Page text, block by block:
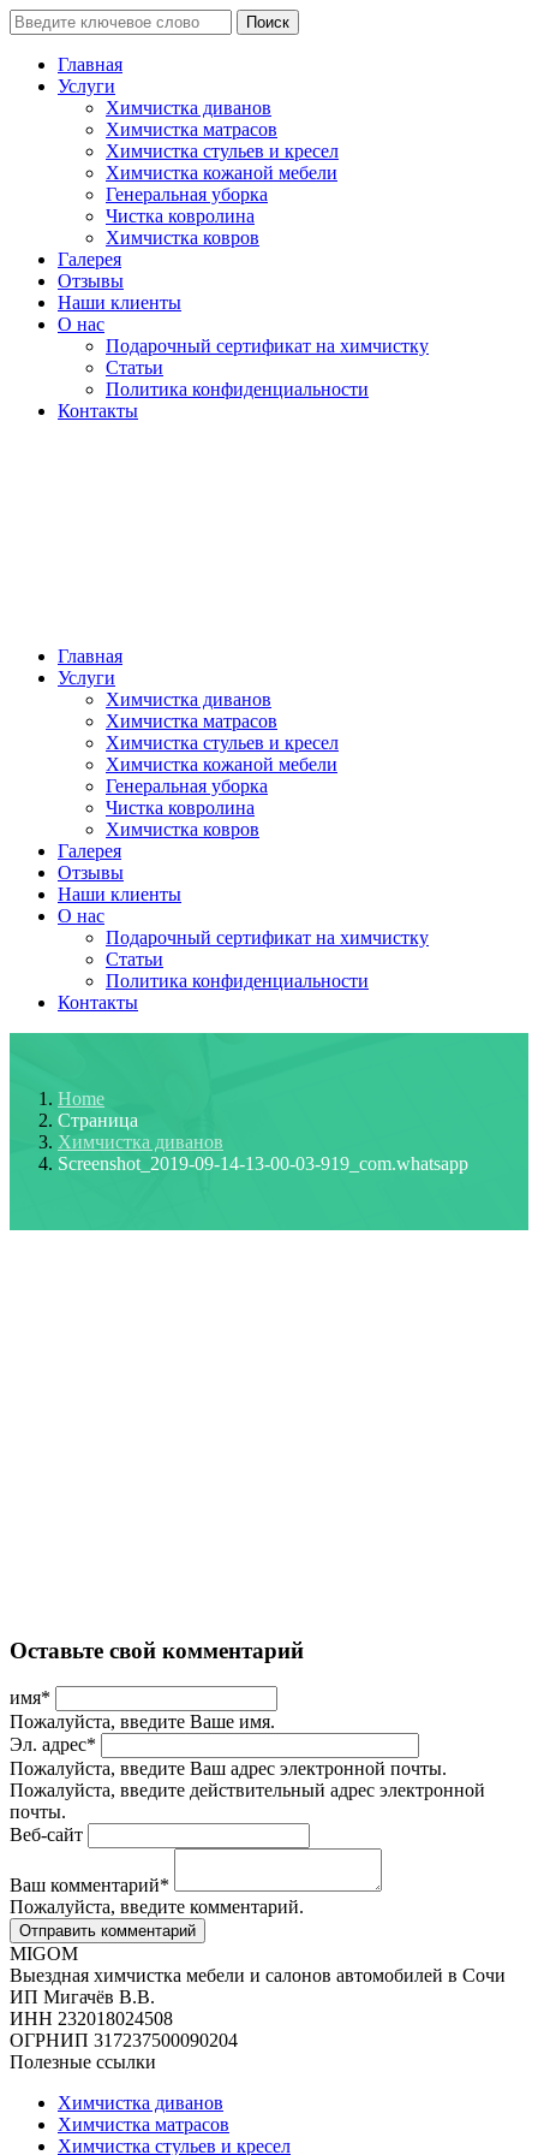
Поиск
Главная
Услуги
Химчистка диванов
Химчистка матрасов
Химчистка стульев и кресел
Химчистка кожаной мебели
Генеральная уборка
Чистка ковролина
Химчистка ковров
Галерея
Отзывы
Наши клиенты
О нас
Подарочный сертификат на химчистку
Статьи
Политика конфиденциальности
Контакты
Главная
Услуги
Химчистка диванов
Химчистка матрасов
Химчистка стульев и кресел
Химчистка кожаной мебели
Генеральная уборка
Чистка ковролина
Химчистка ковров
Галерея
Отзывы
Наши клиенты
О нас
Подарочный сертификат на химчистку
Статьи
Политика конфиденциальности
Контакты
Home
Страница
Химчистка диванов
Screenshot_2019-09-14-13-00-03-919_com.whatsapp
Оставьте свой комментарий
имя*
Пожалуйста, введите Ваше имя.
Эл. адрес*
Пожалуйста, введите Ваш адрес электронной почты.
Пожалуйста, введите действительный адрес электронной
почты.
Веб-сайт
Ваш комментарий*
Пожалуйста, введите комментарий.
MIGOM
Выездная химчистка мебели и салонов автомобилей в Сочи
ИП Мигачёв В.В.
ИНН 232018024508
ОГРНИП 317237500090204
Полезные ссылки
Химчистка диванов
Химчистка матрасов
Химчистка стульев и кресел